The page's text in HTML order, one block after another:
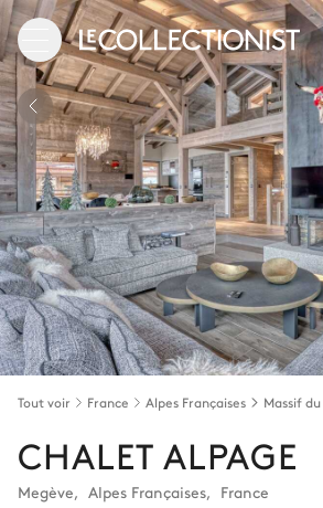
Tout voir France Alpes Françaises Massif
CHALET ALPAGE
Megève, Alpes Françaises, France